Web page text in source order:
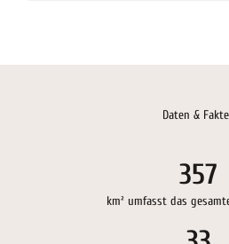
Daten &
357
km² umfasst das